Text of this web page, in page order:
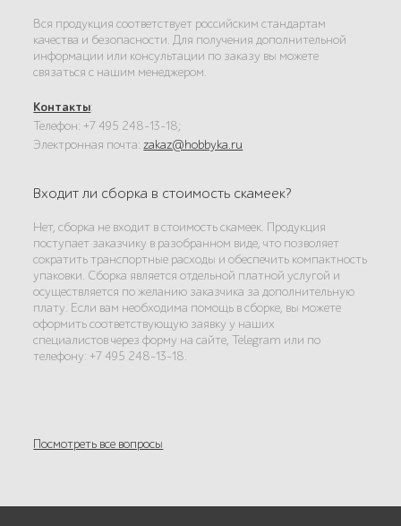
Вся продукция соответствует российским стандартам
качества и безопасности. Для получения дополнительной
информации или консультации по заказу вы можете
связаться с нашим менеджером.
Контакты:
Телефон: +7 495 248-13-18;
Электронная почта:zakaz@hobbyka.ru
Входит ли сборка в стоимость скамеек?
Нет, сборка не входит в стоимость скамеек. Продукция
поступает заказчику в разобранном виде, что позволяет
сократить транспортные расходы и обеспечить компактность
упаковки. Сборка является отдельной платной услугой и
осуществляется по желанию заказчика за дополнительную
плату. Если вам необходима помощь в сборке, вы можете
оформить соответствующую заявку у наших
специалистов через форму на сайте, Telegram или по
телефону: +7 495 248-13-18.
Посмотреть все вопросы